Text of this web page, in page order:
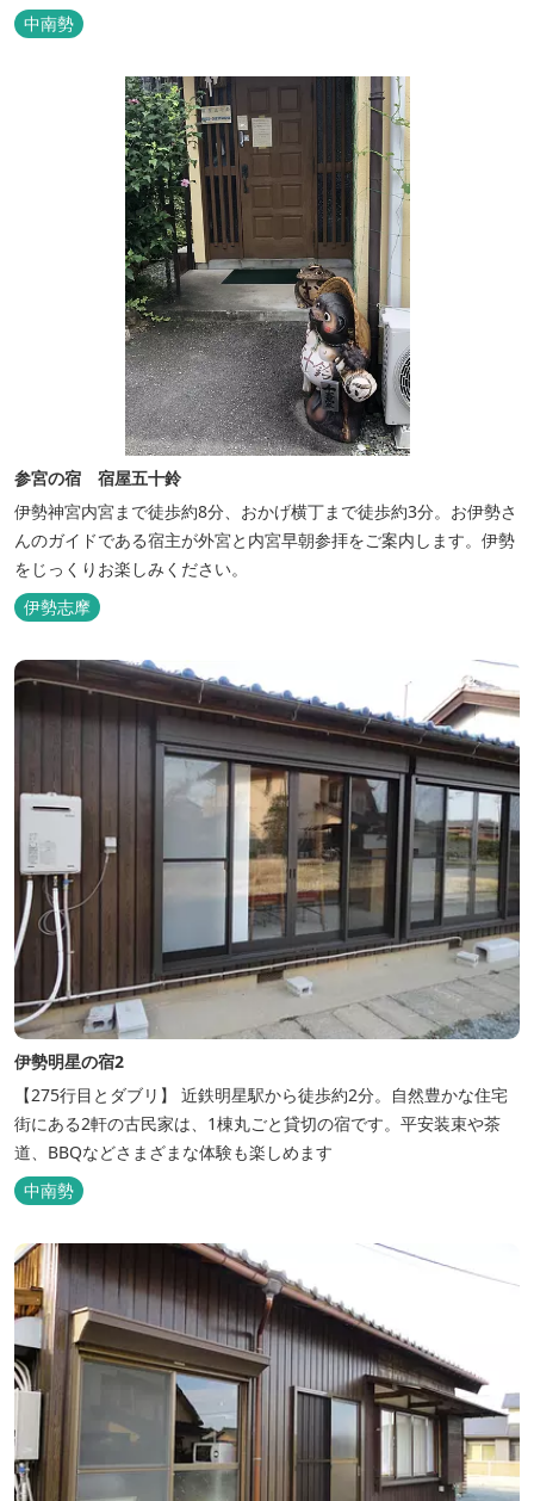
ンと喫茶があります。伊勢神宮参拝や、伊勢志摩、東紀州への観光
の拠点にご利用ください。
中南勢
参宮の宿 宿屋五十鈴
伊勢神宮内宮まで徒歩約8分、おかげ横丁まで徒歩約3分。お伊勢さ
んのガイドである宿主が外宮と内宮早朝参拝をご案内します。伊勢
をじっくりお楽しみください。
伊勢志摩
伊勢明星の宿2
【275行目とダブリ】 近鉄明星駅から徒歩約2分。自然豊かな住宅
街にある2軒の古民家は、1棟丸ごと貸切の宿です。平安装束や茶
道、BBQなどさまざまな体験も楽しめます
中南勢